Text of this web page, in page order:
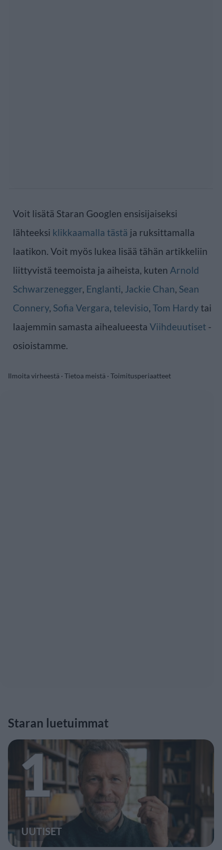
Voit lisätä Staran Googlen ensisijaiseksi
lähteeksi klikkaamalla tästä ja ruksittamalla
laatikon. Voit myös lukea lisää tähän artikkeliin
liittyvistä teemoista ja aiheista, kuten Arnold
Schwarzenegger, Englanti, Jackie Chan, Sean
Connery, Sofia Vergara, televisio, Tom Hardy tai
laajemmin samasta aihealueesta Viihdeuutiset -
osioistamme.
Ilmoita virheestä · Tietoa meistä · Toimitusperiaatteet
Staran luetuimmat
1
UUTISET